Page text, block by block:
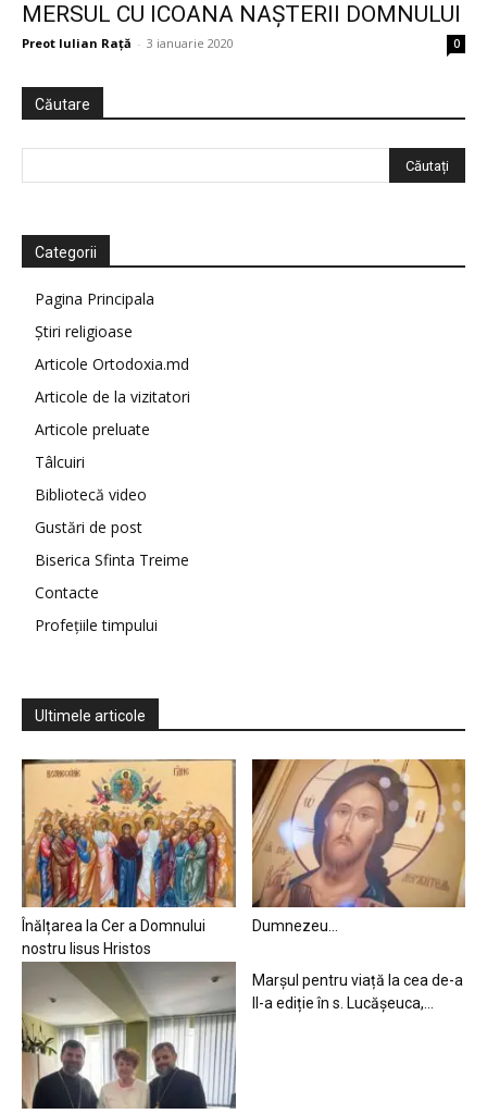
MERSUL CU ICOANA NAȘTERII DOMNULUI
Preot Iulian Raţă - 3 ianuarie 2020 0
Căutare
Categorii
Pagina Principala
Știri religioase
Articole Ortodoxia.md
Articole de la vizitatori
Articole preluate
Tâlcuiri
Bibliotecă video
Gustări de post
Biserica Sfinta Treime
Contacte
Profețiile timpului
Ultimele articole
Înălțarea la Cer a Domnului
nostru Iisus Hristos
Dumnezeu…
Marșul pentru viață la cea de-a
II-a ediție în s. Lucășeuca,...